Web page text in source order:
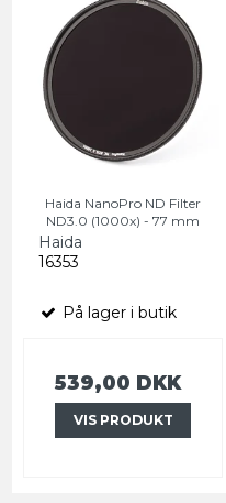
Haida NanoPro ND Filter
ND3.0 (1000x) - 77 mm
Haida
16353
På lager i butik
539,00 DKK
VIS PRODUKT